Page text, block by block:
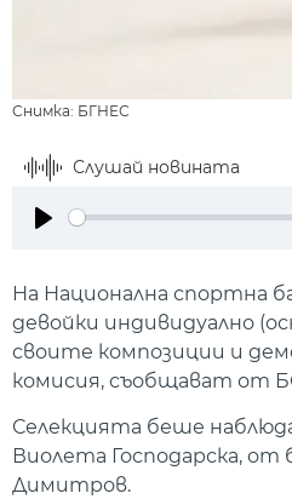
Снимка: БГНЕС
Слушай новината
На Национална спортна
девойки индивидуално
своите композиции и
комисия, съобщават от
Селекцията беше
Виолета Господарска,
Димитров.